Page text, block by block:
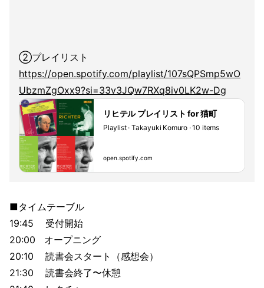
②プレイリスト
https://open.spotify.com/playlist/107sQPSmp5wO
UbzmZgOxx9?si=33v3JQw7RXq8iv0LK2w-Dg
リヒテル プレイリスト for 猫町
Playlist · Takayuki Komuro · 10 items
open.spotify.com
■タイムテーブル
19:45 受付開始
20:00 オープニング
20:10 読書会スタート（感想会）
21:30 読書会終了〜休憩